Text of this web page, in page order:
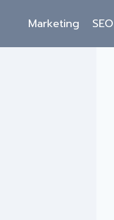
Marketing SEO